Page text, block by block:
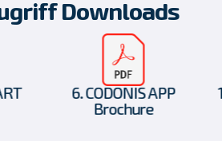
Downloads
6. CODONIS APP
Brochure